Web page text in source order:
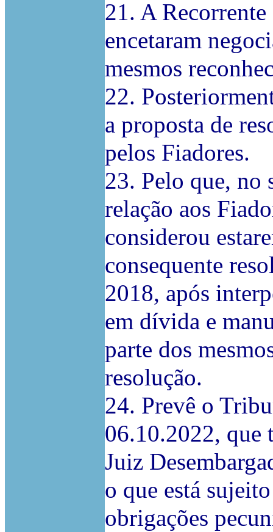
21. A
encetaram
mesmos
22.
a proposta de
pelos Fiadores.
23. Pelo que, no
relação aos
considerou
consequente
2018, após
em dívida e
parte dos
resolução.
24. Prevê o
06.10.2022, que
Juiz
o que está
obrigações